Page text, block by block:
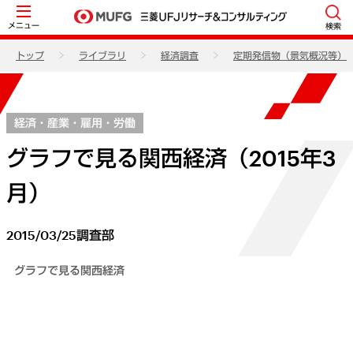
メニュー 検索
トップ ライブラリ 経済調査 定期発信物（景気概況等）
経済・産業・雇用・労働
グラフで見る関西経済（2015年3
月）
2015/03/25調査部
グラフで見る関西経済